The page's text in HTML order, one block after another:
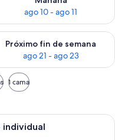
ago 10 - ago 11
de semana ago 14 -
Próximo fin de semana
ago 21 - ago 23
la disponibilidad
1 cama
cama doble con colcha
individual